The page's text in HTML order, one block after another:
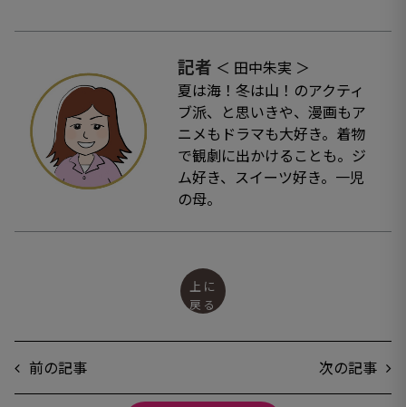
記者 ＜ 田中朱実 ＞
夏は海！冬は山！のアクティ
ブ派、と思いきや、漫画もア
ニメもドラマも大好き。着物
で観劇に出かけることも。ジ
ム好き、スイーツ好き。一児
の母。
上に
戻る
前の記事 次の記事